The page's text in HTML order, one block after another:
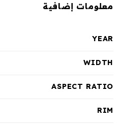
معلومات إضافية
YEAR
WIDTH
ASPECT RATIO
RIM